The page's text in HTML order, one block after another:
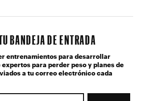
BANDEJA DE ENTRADA
entrenamientos para desarrollar
para perder peso y planes de
a tu correo electrónico cada